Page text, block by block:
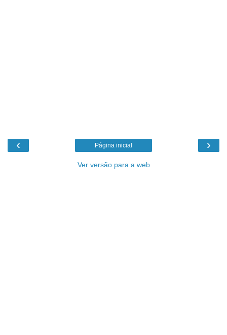
‹ ›
Página inicial
Ver versão para a web